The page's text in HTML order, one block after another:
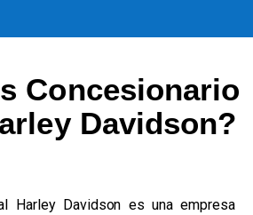
Concesionario
Davidson?
Harley Davidson es una empresa